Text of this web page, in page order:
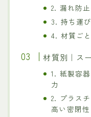
2. 漏れ防
3. 持ち運
4. 材質ご
材質別｜ス
1. 紙製容
力
2. プラス
高い密閉